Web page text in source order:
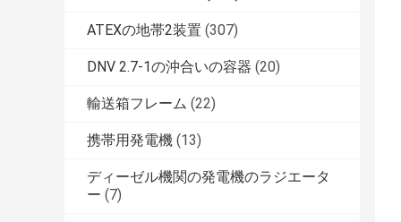
ATEXの地帯2装置 (307)
DNV 2.7-1の沖合いの容器 (20)
輸送箱フレーム (22)
携帯用発電機 (13)
ディーゼル機関の発電機のラジエータ
ー (7)